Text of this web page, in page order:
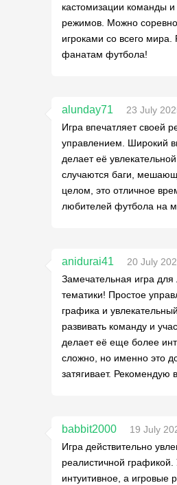
кастомизации команды
режимов. Можно
игроками со всего
фанатам футбола!
alunday71
23 July
Игра впечатляет своей
управлением. Широкий
делает её
случаются баги,
целом, это отличное
любителей футбола на
anidurai41
20 July
Замечательная игра
тематики! Простое
графика и
развивать команду и
делает её еще более
сложно, но именно это
затягивает.
babbit2000
19 July
Игра действительно
реалистичной
интуитивное, а игровые